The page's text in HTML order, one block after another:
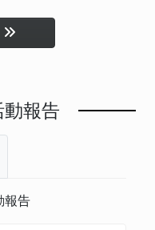
報告
報告